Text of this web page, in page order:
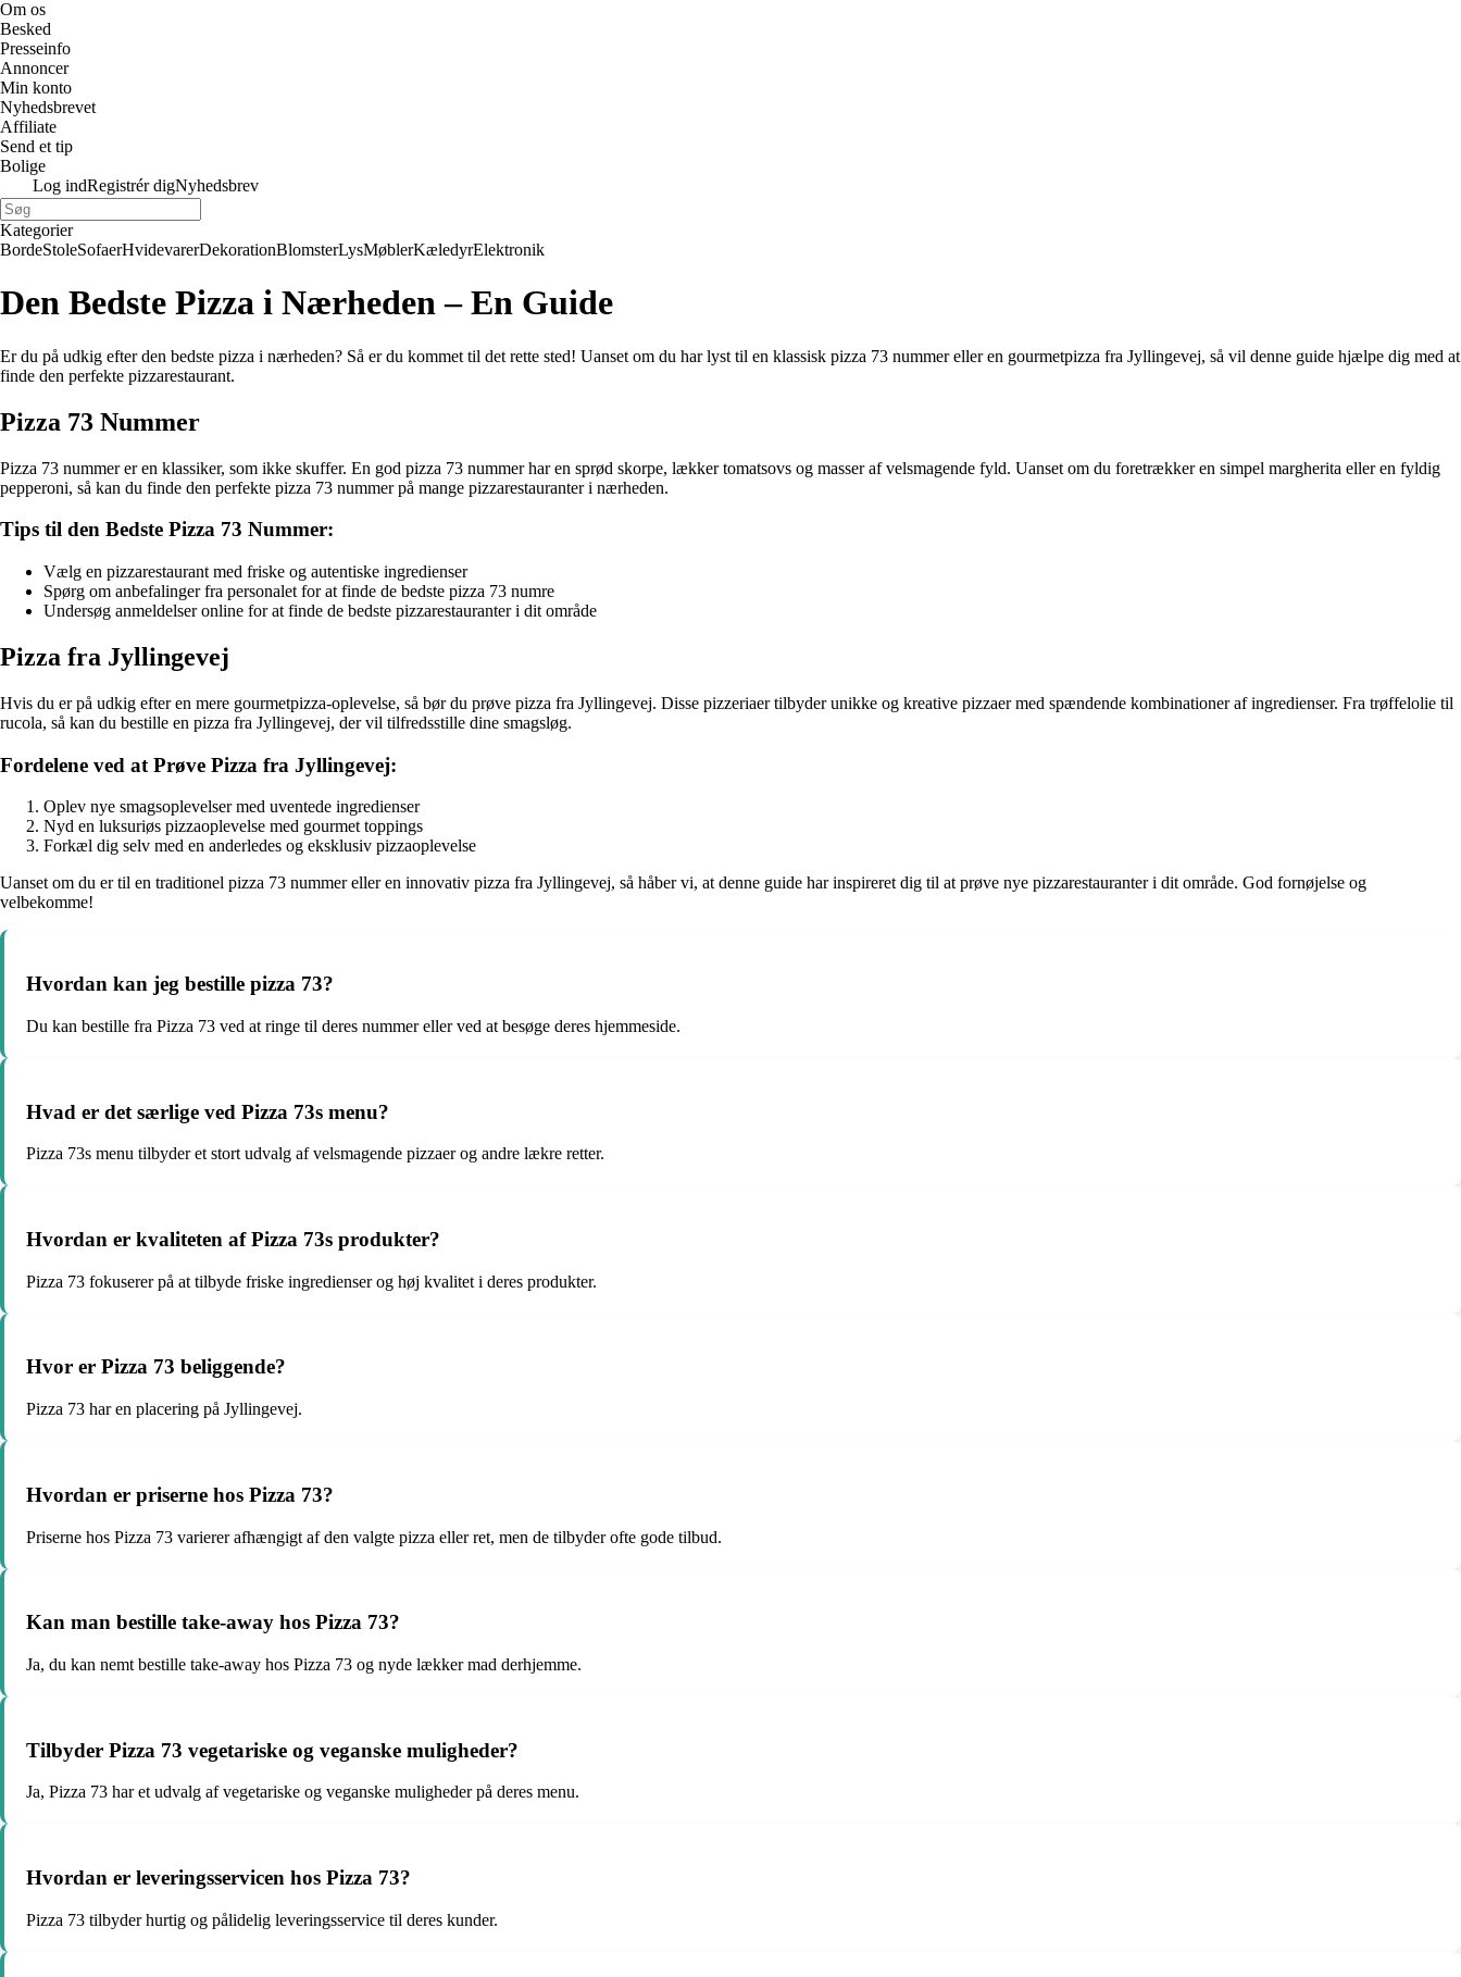
Om os
Besked
Presseinfo
Annoncer
Min konto
Nyhedsbrevet
Affiliate
Send et tip
Bolige
Log indRegistrér digNyhedsbrev
Kategorier
BordeStoleSofaerHvidevarerDekorationBlomsterLysMøblerKæledyrElektronik
Den Bedste Pizza i Nærheden – En Guide
Er du på udkig efter den bedste pizza i nærheden? Så er du kommet til det rette sted! Uanset om du har lyst til en klassisk pizza 73 nummer eller en gourmetpizza fra Jyllingevej, så vil denne guide hjælpe dig med at
finde den perfekte pizzarestaurant.
Pizza 73 Nummer
Pizza 73 nummer er en klassiker, som ikke skuffer. En god pizza 73 nummer har en sprød skorpe, lækker tomatsovs og masser af velsmagende fyld. Uanset om du foretrækker en simpel margherita eller en fyldig
pepperoni, så kan du finde den perfekte pizza 73 nummer på mange pizzarestauranter i nærheden.
Tips til den Bedste Pizza 73 Nummer:
Vælg en pizzarestaurant med friske og autentiske ingredienser
Spørg om anbefalinger fra personalet for at finde de bedste pizza 73 numre
Undersøg anmeldelser online for at finde de bedste pizzarestauranter i dit område
Pizza fra Jyllingevej
Hvis du er på udkig efter en mere gourmetpizza-oplevelse, så bør du prøve pizza fra Jyllingevej. Disse pizzeriaer tilbyder unikke og kreative pizzaer med spændende kombinationer af ingredienser. Fra trøffelolie til
rucola, så kan du bestille en pizza fra Jyllingevej, der vil tilfredsstille dine smagsløg.
Fordelene ved at Prøve Pizza fra Jyllingevej:
Oplev nye smagsoplevelser med uventede ingredienser
Nyd en luksuriøs pizzaoplevelse med gourmet toppings
Forkæl dig selv med en anderledes og eksklusiv pizzaoplevelse
Uanset om du er til en traditionel pizza 73 nummer eller en innovativ pizza fra Jyllingevej, så håber vi, at denne guide har inspireret dig til at prøve nye pizzarestauranter i dit område. God fornøjelse og
velbekomme!
Hvordan kan jeg bestille pizza 73?
Du kan bestille fra Pizza 73 ved at ringe til deres nummer eller ved at besøge deres hjemmeside.
Hvad er det særlige ved Pizza 73s menu?
Pizza 73s menu tilbyder et stort udvalg af velsmagende pizzaer og andre lækre retter.
Hvordan er kvaliteten af Pizza 73s produkter?
Pizza 73 fokuserer på at tilbyde friske ingredienser og høj kvalitet i deres produkter.
Hvor er Pizza 73 beliggende?
Pizza 73 har en placering på Jyllingevej.
Hvordan er priserne hos Pizza 73?
Priserne hos Pizza 73 varierer afhængigt af den valgte pizza eller ret, men de tilbyder ofte gode tilbud.
Kan man bestille take-away hos Pizza 73?
Ja, du kan nemt bestille take-away hos Pizza 73 og nyde lækker mad derhjemme.
Tilbyder Pizza 73 vegetariske og veganske muligheder?
Ja, Pizza 73 har et udvalg af vegetariske og veganske muligheder på deres menu.
Hvordan er leveringsservicen hos Pizza 73?
Pizza 73 tilbyder hurtig og pålidelig leveringsservice til deres kunder.